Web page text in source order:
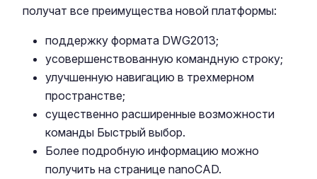
получат все преимущества новой платформы:
поддержку формата DWG2013;
усовершенствованную командную строку;
улучшенную навигацию в трехмерном
пространстве;
существенно расширенные возможности
команды Быстрый выбор.
Более подробную информацию можно
получить на странице nanoCAD.